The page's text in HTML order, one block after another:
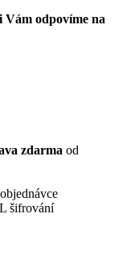
Vám odpovíme na
zdarma od
šifrování